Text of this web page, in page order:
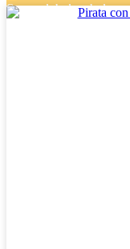
Cuentos de hadas y hadas